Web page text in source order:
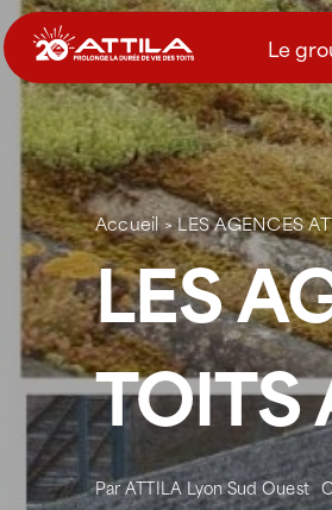
Passer
au
contenu
Le
Accueil>LES AGENCES
LES
ParATTILA Lyon Sud Ouest